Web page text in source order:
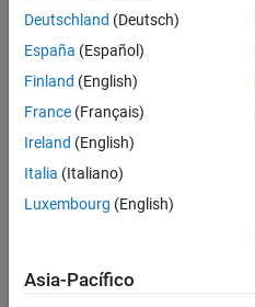
No se
han
traducido
todos
los
empleos.
Busque
por
ubicación
todos
Deutschland (Deutsch)
España (Español)
Finland (English)
France (Français)
Ireland (English)
Italia (Italiano)
Luxembourg (English)
Asia-Pacífico